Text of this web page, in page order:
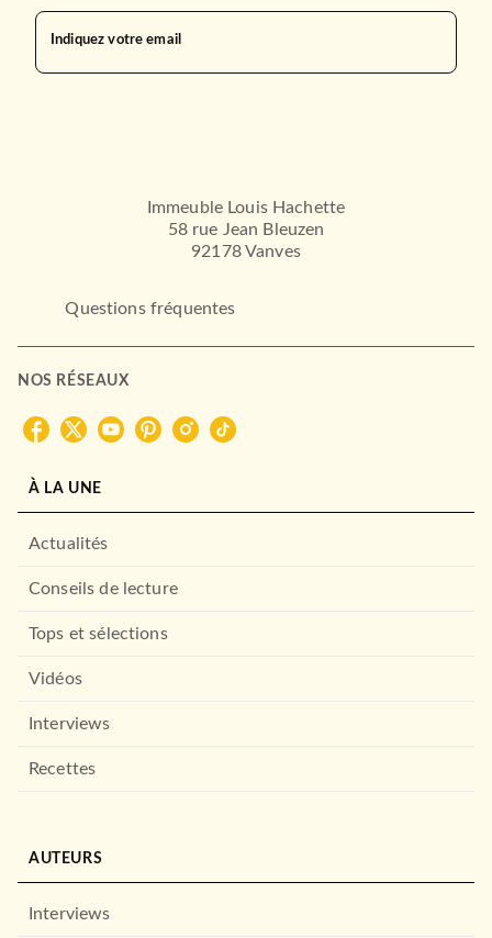
Indiquez votre email
Immeuble Louis Hachette
58 rue Jean Bleuzen
92178 Vanves
Questions fréquentes
NOS RÉSEAUX
À LA UNE
Actualités
Conseils de lecture
Tops et sélections
Vidéos
Interviews
Recettes
AUTEURS
Interviews